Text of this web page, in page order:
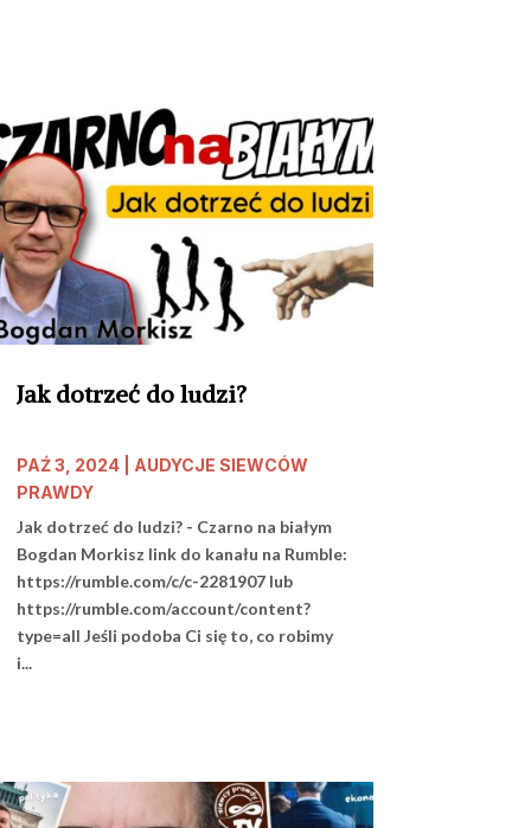
Jak dotrzeć do ludzi?
PAŹ 3, 2024| AUDYCJE SIEWCÓW
PRAWDY
Jak dotrzeć do ludzi? - Czarno na białym
Bogdan Morkisz link do kanału na Rumble:
https://rumble.com/c/c-2281907 lub
https://rumble.com/account/content?
type=all Jeśli podoba Ci się to, co robimy
i...